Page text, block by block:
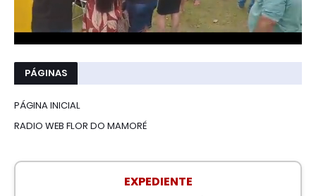
PÁGINAS
PÁGINA INICIAL
RADIO WEB FLOR DO MAMORÉ
EXPEDIENTE